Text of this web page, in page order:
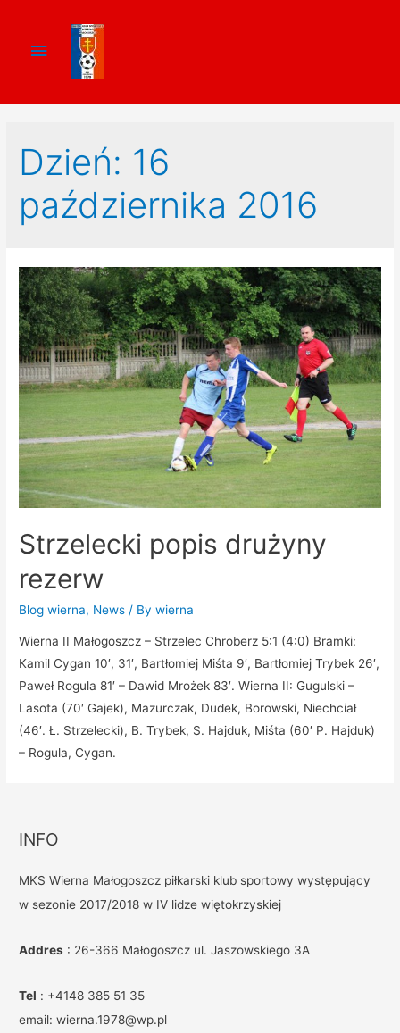
Dzień: 16
października 2016
Strzelecki popis drużyny
rezerw
Blog wierna, News / Bywierna
Wierna II Małogoszcz – Strzelec Chroberz 5:1 (4:0) Bramki:
Kamil Cygan 10′, 31′, Bartłomiej Miśta 9′, Bartłomiej Trybek 26′,
Paweł Rogula 81′ – Dawid Mrożek 83′. Wierna II: Gugulski –
Lasota (70′ Gajek), Mazurczak, Dudek, Borowski, Niechciał
(46′. Ł. Strzelecki), B. Trybek, S. Hajduk, Miśta (60′ P. Hajduk)
– Rogula, Cygan.
INFO
MKS Wierna Małogoszcz piłkarski klub sportowy występujący
w sezonie 2017/2018 w IV lidze więtokrzyskiej
Addres : 26-366 Małogoszcz ul. Jaszowskiego 3A
Tel : +4148 385 51 35
email: wierna.1978@wp.pl